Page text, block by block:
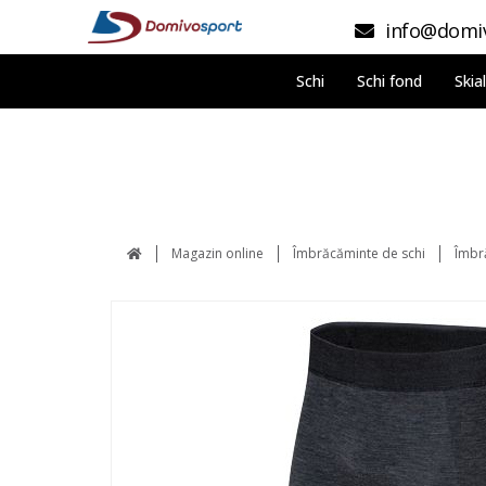
Schi Schi fond
Magazin online Îmbrăcăminte de schi